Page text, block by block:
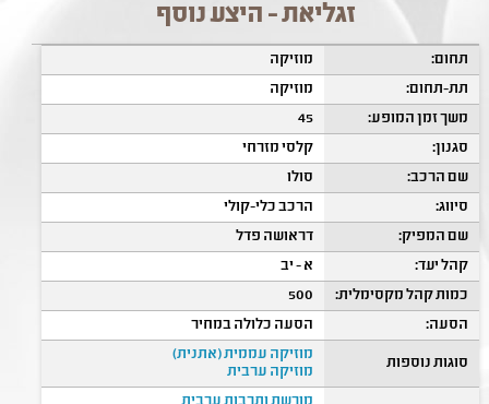
זגליאת - היצע נוסף
תחום:
מוזיקה
תת-תחום:
מוזיקה
משך זמן המופע:
45
סגנון:
קלסי מזרחי
שם הרכב:
סולו
סיווג:
הרכב כלי-קולי
שם המפיק:
דראושה פדל
קהל יעד:
א - יב
כמות קהל מקסימלית:
500
הסעה:
הסעה כלולה במחיר
סוגות נוספות
מוזיקה עממית (אתנית)
מוזיקה ערבית